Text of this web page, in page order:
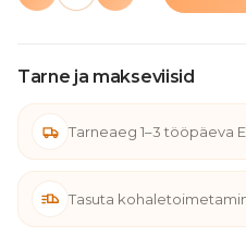
Tarne ja makseviisid
Tarneaeg 1–3 tööpäeva
Tasuta